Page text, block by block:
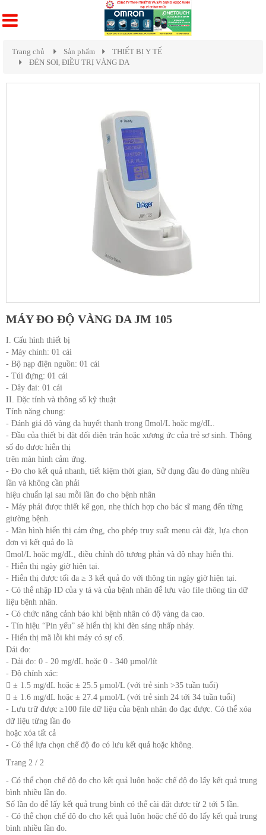
Trang chủ Sản phẩm
THIẾT BỊ Y TẾ
ĐÈN SOI, ĐIỀU TRỊ VÀNG DA
MÁY ĐO ĐỘ VÀNG DA JM 105
I. Cấu hình thiết bị
- Máy chính: 01 cái
- Bộ nạp điện nguồn: 01 cái
- Túi đựng: 01 cái
- Dây đai: 01 cái
II. Đặc tính và thông số kỹ thuật
Tính năng chung:
- Đánh giá độ vàng da huyết thanh trong mol/L hoặc mg/dL.
- Đầu của thiết bị đặt đối diện trán hoặc xương ức của trẻ sơ sinh. Thông
số đo được hiển thị
trên màn hình cảm ứng.
- Đo cho kết quả nhanh, tiết kiệm thời gian, Sử dụng đầu đo dùng nhiều
lần và không cần phải
hiệu chuẩn lại sau mỗi lần đo cho bệnh nhân
- Máy phải được thiết kế gọn, nhẹ thích hợp cho bác sĩ mang đến từng
giường bệnh.
- Màn hình hiển thị cảm ứng, cho phép truy suất menu cài đặt, lựa chọn
đơn vị kết quả đo là
mol/L hoặc mg/dL, điều chỉnh độ tương phản và độ nhạy hiển thị.
- Hiển thị ngày giờ hiện tại.
- Hiển thị được tối đa ≥ 3 kết quả đo với thông tin ngày giờ hiện tại.
- Có thể nhập ID của y tá và của bệnh nhân để lưu vào file thông tin dữ
liệu bệnh nhân.
- Có chức năng cảnh báo khi bệnh nhân có độ vàng da cao.
- Tín hiệu “Pin yếu” sẽ hiển thị khi đèn sáng nhấp nháy.
- Hiển thị mã lỗi khi máy có sự cố.
Dải đo:
- Dải đo: 0 - 20 mg/dL hoặc 0 - 340 µmol/lít
- Độ chính xác:
 ± 1.5 mg/dL hoặc ± 25.5 μmol/L (với trẻ sinh >35 tuần tuổi)
 ± 1.6 mg/dL hoặc ± 27.4 μmol/L (với trẻ sinh 24 tới 34 tuần tuổi)
- Lưu trữ được ≥100 file dữ liệu của bệnh nhân đo đạc được. Có thể xóa
dữ liệu từng lần đo
hoặc xóa tất cả
- Có thể lựa chọn chế độ đo có lưu kết quả hoặc không.
Trang 2 / 2
- Có thể chọn chế độ đo cho kết quả luôn hoặc chế độ đo lấy kết quả trung
bình nhiều lần đo.
Số lần đo để lấy kết quả trung bình có thể cài đặt được từ 2 tới 5 lần.
- Có thể chọn chế độ đo cho kết quả luôn hoặc chế độ đo lấy kết quả trung
bình nhiều lần đo.